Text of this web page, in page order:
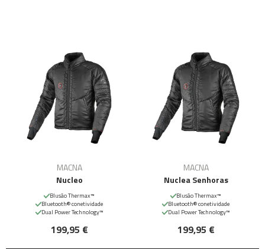
MACNA
Nucleo
Blusão Thermax™
Bluetooth® conetividade
Dual Power Technology™
199,95 €
MACNA
Nuclea Senhoras
Blusão Thermax™
Bluetooth® conetividade
Dual Power Technology™
199,95 €